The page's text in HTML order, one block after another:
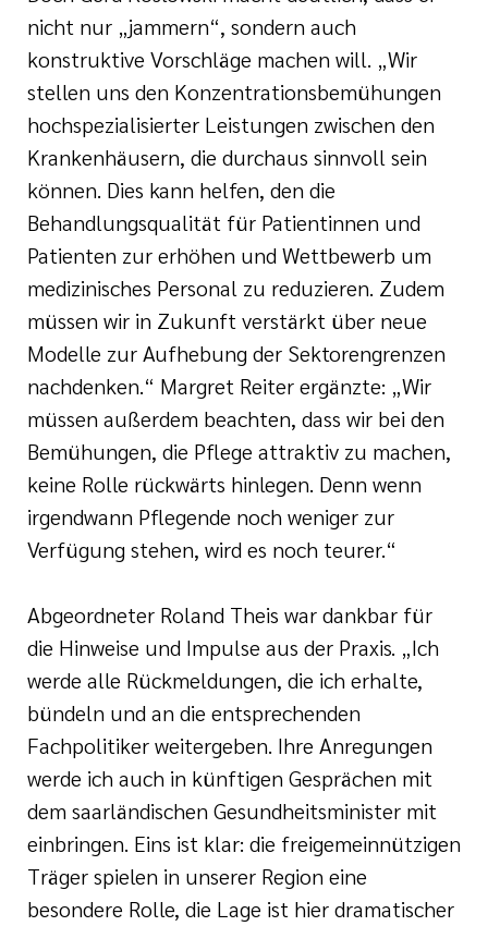
nicht nur „jammern“, sondern auch
konstruktive Vorschläge machen will. „Wir
stellen uns den Konzentrationsbemühungen
hochspezialisierter Leistungen zwischen den
Krankenhäusern, die durchaus sinnvoll sein
können. Dies kann helfen, den die
Behandlungsqualität für Patientinnen und
Patienten zur erhöhen und Wettbewerb um
medizinisches Personal zu reduzieren. Zudem
müssen wir in Zukunft verstärkt über neue
Modelle zur Aufhebung der Sektorengrenzen
nachdenken.“ Margret Reiter ergänzte: „Wir
müssen außerdem beachten, dass wir bei den
Bemühungen, die Pflege attraktiv zu machen,
keine Rolle rückwärts hinlegen. Denn wenn
irgendwann Pflegende noch weniger zur
Verfügung stehen, wird es noch teurer.“
Abgeordneter Roland Theis war dankbar für
die Hinweise und Impulse aus der Praxis. „Ich
werde alle Rückmeldungen, die ich erhalte,
bündeln und an die entsprechenden
Fachpolitiker weitergeben. Ihre Anregungen
werde ich auch in künftigen Gesprächen mit
dem saarländischen Gesundheitsminister mit
einbringen. Eins ist klar: die freigemeinnützigen
Träger spielen in unserer Region eine
besondere Rolle, die Lage ist hier dramatischer